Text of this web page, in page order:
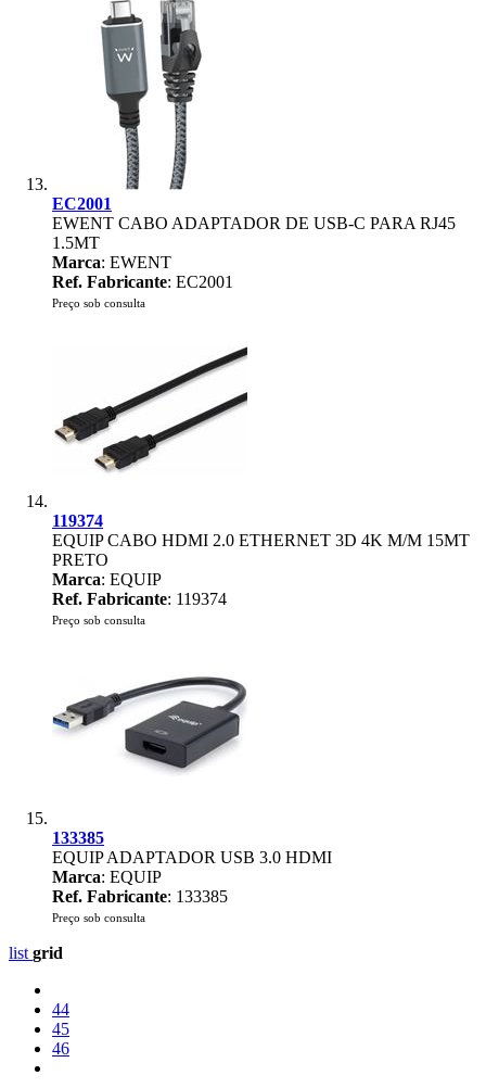
EC2001
EWENT CABO ADAPTADOR DE USB-C PARA RJ45
1.5MT
Marca: EWENT
Ref. Fabricante: EC2001
Preço sob consulta
119374
EQUIP CABO HDMI 2.0 ETHERNET 3D 4K M/M 15MT
PRETO
Marca: EQUIP
Ref. Fabricante: 119374
Preço sob consulta
133385
EQUIP ADAPTADOR USB 3.0 HDMI
Marca: EQUIP
Ref. Fabricante: 133385
Preço sob consulta
list grid
44
45
46